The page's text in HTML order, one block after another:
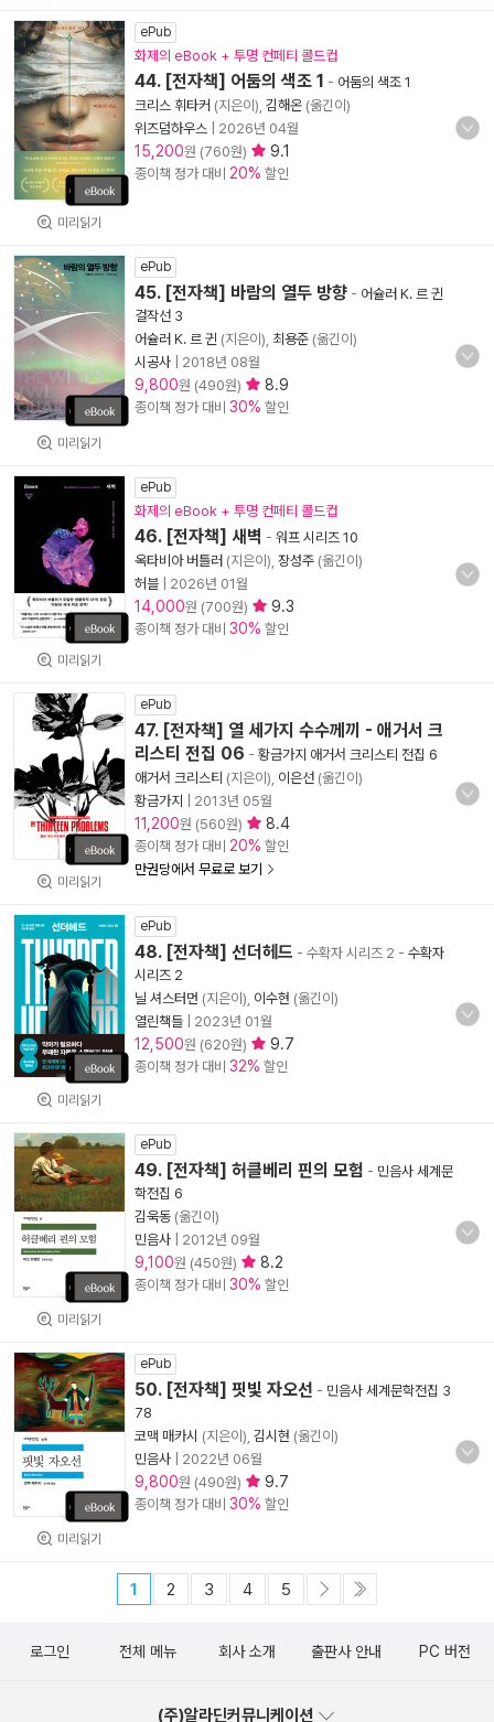
미리읽기
ePub
화제의 eBook + 투명 컨페티 콜드컵
44. [전자책] 어둠의 색조 1 - 어둠의 색조 1
크리스 휘타커 (지은이), 김해온 (옮긴이)
위즈덤하우스
2026년 04월
15,200원 (760원) 9.1
종이책 정가 대비 20% 할인
미리읽기
ePub
45. [전자책] 바람의 열두 방향 - 어슐러 K. 르 귄
걸작선 3
어슐러 K. 르 귄 (지은이), 최용준 (옮긴이)
시공사
2018년 08월
9,800원 (490원) 8.9
종이책 정가 대비 30% 할인
미리읽기
ePub
화제의 eBook + 투명 컨페티 콜드컵
46. [전자책] 새벽 - 워프 시리즈 10
옥타비아 버틀러 (지은이), 장성주 (옮긴이)
허블
2026년 01월
14,000원 (700원) 9.3
종이책 정가 대비 30% 할인
미리읽기
ePub
47. [전자책] 열 세가지 수수께끼 - 애거서 크
리스티 전집 06 - 황금가지 애거서 크리스티 전집 6
애거서 크리스티 (지은이), 이은선 (옮긴이)
황금가지
2013년 05월
11,200원 (560원) 8.4
종이책 정가 대비 20% 할인
만권당에서 무료로 보기
미리읽기
ePub
48. [전자책] 선더헤드 - 수확자 시리즈 2 - 수확자
시리즈 2
닐 셔스터먼 (지은이), 이수현 (옮긴이)
열린책들
2023년 01월
12,500원 (620원) 9.7
종이책 정가 대비 32% 할인
미리읽기
ePub
49. [전자책] 허클베리 핀의 모험 - 민음사 세계문
학전집 6
김욱동 (옮긴이)
민음사
2012년 09월
9,100원 (450원) 8.2
종이책 정가 대비 30% 할인
미리읽기
ePub
50. [전자책] 핏빛 자오선 - 민음사 세계문학전집 3
78
코맥 매카시 (지은이), 김시현 (옮긴이)
민음사
2022년 06월
9,800원 (490원) 9.7
종이책 정가 대비 30% 할인
1 2 3 4 5
로그인 전체 메뉴 회사 소개 출판사 안내 PC 버전
(주)알라딘커뮤니케이션